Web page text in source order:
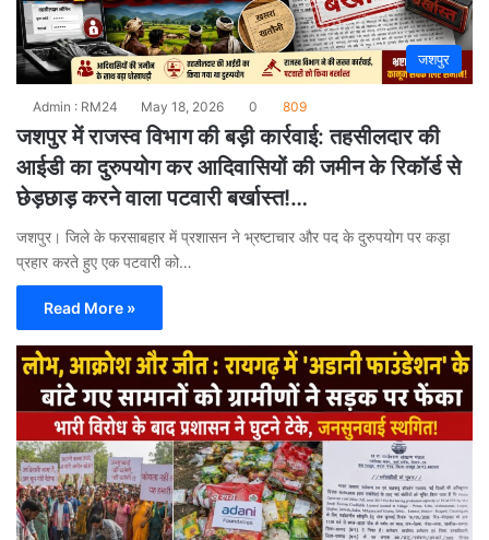
जशपुर
Admin : RM24 May 18, 2026 0 809
जशपुर में राजस्व विभाग की बड़ी कार्रवाई: तहसीलदार की
आईडी का दुरुपयोग कर आदिवासियों की जमीन के रिकॉर्ड से
छेड़छाड़ करने वाला पटवारी बर्खास्त!…
जशपुर। जिले के फरसाबहार में प्रशासन ने भ्रष्टाचार और पद के दुरुपयोग पर कड़ा
प्रहार करते हुए एक पटवारी को…
Read More »